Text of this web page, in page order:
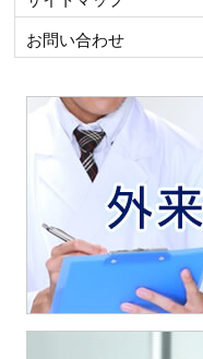
お問い合わせ